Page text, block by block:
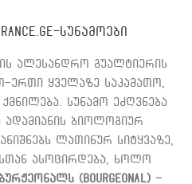
ᲡᲣᲜᲐᲛᲝᲔᲑᲘ
ალესანდრო გუალტიერის
ერთი ყველაზე საკამათო,
ქმნილება. სუნამო ეძღვნება
ადამიანის ბიოლოგიურ
ლათინურ სიტყვაზე,
ასოცირდება, ხოლო
ბურჟეონალს (Bourgeonal) –